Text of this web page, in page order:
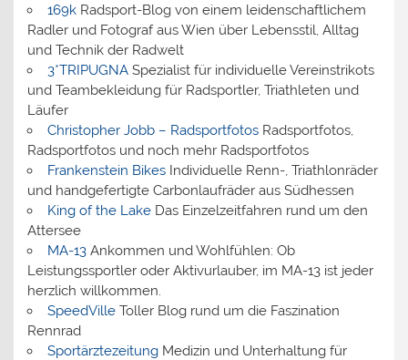
169kRadsport-Blog von einem leidenschaftlichem
Radler und Fotograf aus Wien über Lebensstil, Alltag
und Technik der Radwelt
3*TRIPUGNASpezialist für individuelle Vereinstrikots
und Teambekleidung für Radsportler, Triathleten und
Läufer
Christopher Jobb – RadsportfotosRadsportfotos,
Radsportfotos und noch mehr Radsportfotos
Frankenstein BikesIndividuelle Renn-, Triathlonräder
und handgefertigte Carbonlaufräder aus Südhessen
King of the LakeDas Einzelzeitfahren rund um den
Attersee
MA-13Ankommen und Wohlfühlen: Ob
Leistungssportler oder Aktivurlauber, im MA-13 ist jeder
herzlich willkommen.
SpeedVilleToller Blog rund um die Faszination
Rennrad
SportärztezeitungMedizin und Unterhaltung für